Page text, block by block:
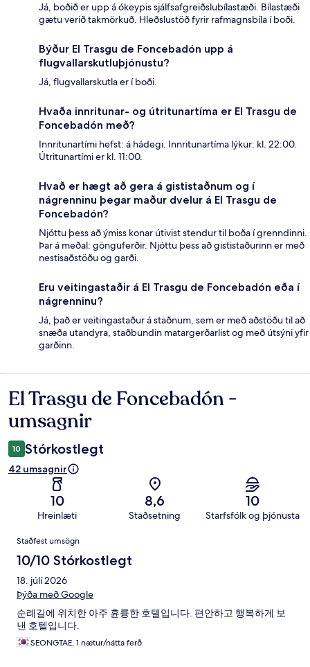
Já, boðið er upp á ókeypis sjálfsafgreiðslubílastæði. Bílastæði
gætu verið takmörkuð. Hleðslustöð fyrir rafmagnsbíla í boði.
Býður El Trasgu de Foncebadón upp á
flugvallarskutluþjónustu?
Já, flugvallarskutla er í boði.
Hvaða innritunar- og útritunartíma er El Trasgu de
Foncebadón með?
Innritunartími hefst: á hádegi. Innritunartíma lýkur: kl. 22:00.
Útritunartími er kl. 11:00.
Hvað er hægt að gera á gististaðnum og í
nágrenninu þegar maður dvelur á El Trasgu de
Foncebadón?
Njóttu þess að ýmiss konar útivist stendur til boða í grenndinni.
Þar á meðal: gönguferðir. Njóttu þess að gististaðurinn er með
nestisaðstöðu og garði.
Eru veitingastaðir á El Trasgu de Foncebadón eða í
nágrenninu?
Já, það er veitingastaður á staðnum, sem er með aðstöðu til að
snæða utandyra, staðbundin matargerðarlist og með útsýni yfir
garðinn.
Umsagnir
El Trasgu de Foncebadón -
umsagnir
10 Stórkostlegt
42 umsagnir
10
Hreinlæti
8,6
Staðsetning
10
Starfsfólk og þjónusta
Umsagnir
Staðfest umsögn
10/10 Stórkostlegt
18. júlí 2026
Þýða með Google
순례길에 위치한 아주 휸륭한 호텔입니다. 편안하고 행복하게 보
낸 호텔입니다.
SEONGTAE, 1 nætur/nátta ferð